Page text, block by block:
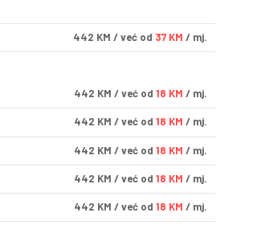
442 KM / već od 37 KM / mj.
442 KM / već od 18 KM / mj.
442 KM / već od 18 KM / mj.
442 KM / već od 18 KM / mj.
442 KM / već od 18 KM / mj.
442 KM / već od 18 KM / mj.